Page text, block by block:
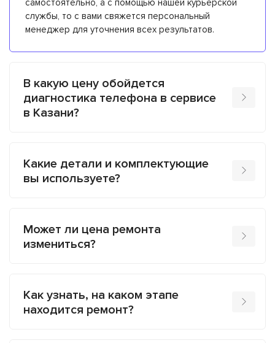
самостоятельно, а с помощью нашей курьерской
службы, то с вами свяжется персональный
менеджер для уточнения всех результатов.
В какую цену обойдется
диагностика телефона в сервисе
в Казани?
Какие детали и комплектующие
вы используете?
Может ли цена ремонта
измениться?
Как узнать, на каком этапе
находится ремонт?